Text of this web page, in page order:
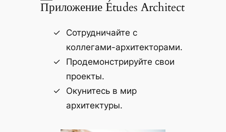
Приложение Études Architect
Сотрудничайте с
коллегами-архитекторами.
Продемонстрируйте свои
проекты.
Окунитесь в мир
архитектуры.